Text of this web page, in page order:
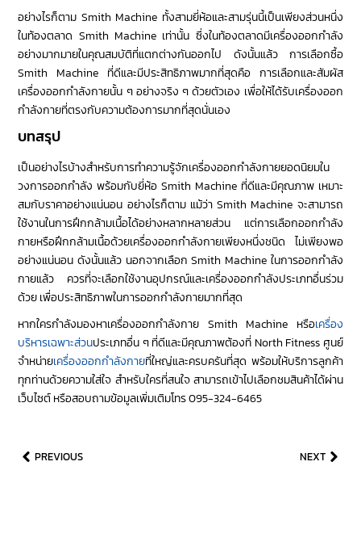
อย่างไรก็ตาม Smith Machine ทั้งสามยี่ห้อและสามรุ่นนี้เป็นเพียงส่วนหนึ่ง
ในท้องตลาด Smith Machine เท่านั้น ซึ่งในท้องตลาดมีเครื่องออกกำลัง
อย่างมากมายในคุณสมบัติที่แตกต่างกันออกไป ดังนั้นแล้ว การเลือกซื้อ
Smith Machine ที่ดีและมีประสิทธิภาพมากที่สุดคือ การเลือกและสัมผัส
เครื่องออกกำลังกายนั้น ๆ อย่างจริง ๆ ด้วยตัวเอง เพื่อให้ได้รับเครื่องออก
กำลังกายที่ตรงกับความต้องการมากที่สุดนั่นเอง
บทสรุป
เป็นอย่างไรบ้างสำหรับการทำความรู้จักเครื่องออกกำลังกายยอดนิยมใน
วงการออกกำลัง พร้อมกับยี่ห้อ Smith Machine ที่ดีและมีคุณภาพ เหมาะ
สมกับราคาอย่างแน่นอน อย่างไรก็ตาม แม้ว่า Smith Machine จะสามารถ
ใช้งานในการฝึกกล้ามเนื้อได้อย่างหลากหลายส่วน แต่การเลือกออกกำลัง
กายหรือฝึกกล้ามเนื้อด้วยเครื่องออกกำลังกายเพียงหนึ่งชนิด ไม่เพียงพอ
อย่างแน่นอน ดังนั้นแล้ว นอกจากเลือก Smith Machine ในการออกกำลัง
กายแล้ว ควรที่จะเลือกใช้งานอุปกรณ์และเครื่องออกกำลังประเภทอื่นร่วม
ด้วย เพื่อประสิทธิภาพในการออกกำลังกายมากที่สุด
หากใครกำลังมองหาเครื่องออกกำลังกาย Smith Machine หรือเครื่อง
บริหารเฉพาะส่วนประเภทอื่น ๆ ที่ดีและมีคุณภาพต้องที่ North Fitness ศูนย์
จำหน่ายเครื่องออกกำลังกายที่ใหญ่และครบครันที่สุด พร้อมให้บริการลูกค้า
ทุกท่านด้วยความใส่ใจ สำหรับใครที่สนใจ สามารถเข้าไปเลือกชมสินค้าได้ผ่าน
เว็บไซต์ หรือสอบถามข้อมูลเพิ่มเติมโทร 095-324-6465
PREVIOUS NEXT